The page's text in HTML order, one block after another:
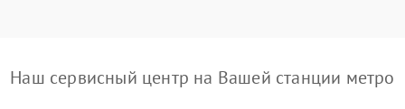
Наш сервисный центр на Вашей станции метро